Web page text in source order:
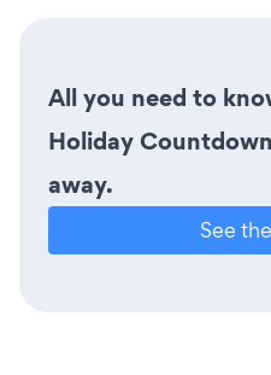
All you need to
Holiday
away.
See